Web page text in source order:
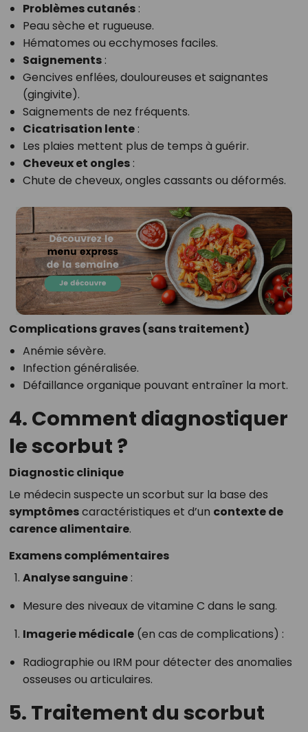
Problèmes cutanés:
Peau sèche et rugueuse.
Hématomes ou ecchymoses faciles.
Saignements:
Gencives enflées, douloureuses et saignantes
(gingivite).
Saignements de nez fréquents.
Cicatrisation lente:
Les plaies mettent plus de temps à guérir.
Cheveux et ongles:
Chute de cheveux, ongles cassants ou déformés.
Complications graves (sans traitement)
Anémie sévère.
Infection généralisée.
Défaillance organique pouvant entraîner la mort.
4. Comment diagnostiquer
le scorbut ?
Diagnostic clinique
Le médecin suspecte un scorbut sur la base des
symptômescaractéristiques et d’un contexte de
carence alimentaire.
Examens complémentaires
Analyse sanguine:
Mesure des niveaux de vitamine C dans le sang.
Imagerie médicale(en cas de complications) :
Radiographie ou IRM pour détecter des anomalies
osseuses ou articulaires.
5. Traitement du scorbut